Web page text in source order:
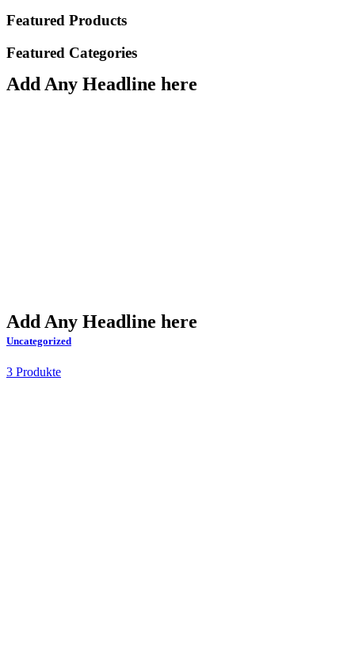
Add Any Headline here
Add Any Headline here
Featured Products
Featured Categories
Uncategorized
3 Produkte